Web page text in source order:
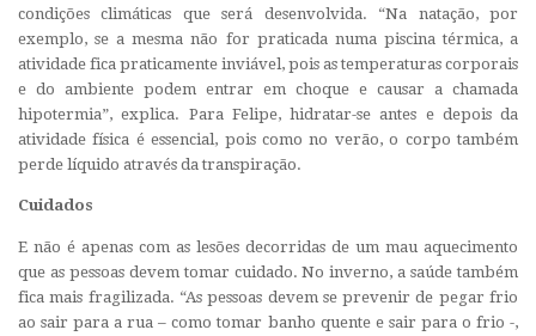
condições climáticas que será desenvolvida. “Na natação, por
exemplo, se a mesma não for praticada numa piscina térmica, a
atividade fica praticamente inviável, pois as temperaturas corporais
e do ambiente podem entrar em choque e causar a chamada
hipotermia”, explica. Para Felipe, hidratar-se antes e depois da
atividade física é essencial, pois como no verão, o corpo também
perde líquido através da transpiração.
Cuidados
E não é apenas com as lesões decorridas de um mau aquecimento
que as pessoas devem tomar cuidado. No inverno, a saúde também
fica mais fragilizada. “As pessoas devem se prevenir de pegar frio
ao sair para a rua – como tomar banho quente e sair para o frio -,